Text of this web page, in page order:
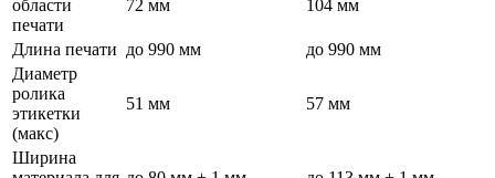
области
печати
72 мм 104 мм
Длина печати до 990 мм
до 990 мм
Диаметр
ролика
этикетки
(макс)
51 мм 57 мм
Ширина